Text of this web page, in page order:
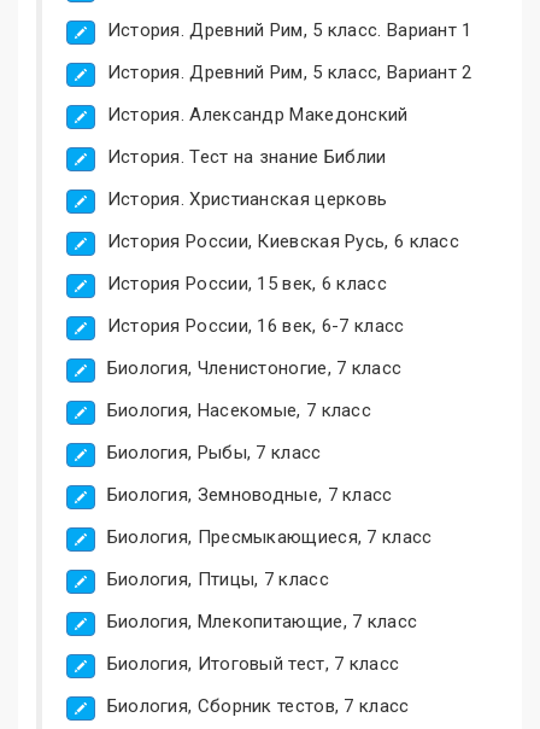
История. Древний Рим, 5 класс. Вариант 1
История. Древний Рим, 5 класс, Вариант 2
История. Александр Македонский
История. Тест на знание Библии
История. Христианская церковь
История России, Киевская Русь, 6 класс
История России, 15 век, 6 класс
История России, 16 век, 6-7 класс
Биология, Членистоногие, 7 класс
Биология, Насекомые, 7 класс
Биология, Рыбы, 7 класс
Биология, Земноводные, 7 класс
Биология, Пресмыкающиеся, 7 класс
Биология, Птицы, 7 класс
Биология, Млекопитающие, 7 класс
Биология, Итоговый тест, 7 класс
Биология, Сборник тестов, 7 класс